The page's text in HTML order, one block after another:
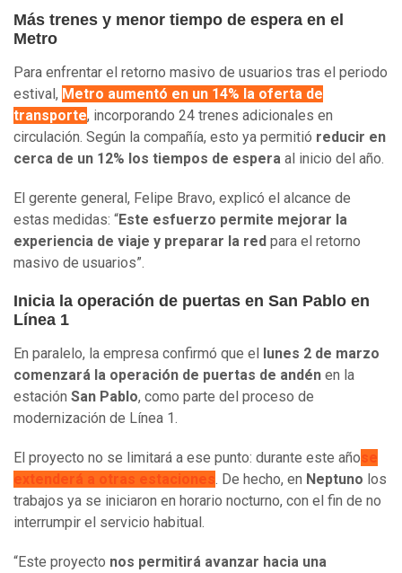
Más trenes y menor tiempo de espera en el
Metro
Para enfrentar el retorno masivo de usuarios tras el periodo
estival, Metro aumentó en un 14% la oferta de
transporte, incorporando 24 trenes adicionales en
circulación. Según la compañía, esto ya permitió reducir en
cerca de un 12% los tiempos de espera al inicio del año.
El gerente general, Felipe Bravo, explicó el alcance de
estas medidas: “Este esfuerzo permite mejorar la
experiencia de viaje y preparar la red para el retorno
masivo de usuarios”.
Inicia la operación de puertas en San Pablo en
Línea 1
En paralelo, la empresa confirmó que el lunes 2 de marzo
comenzará la operación de puertas de andén en la
estación San Pablo, como parte del proceso de
modernización de Línea 1.
El proyecto no se limitará a ese punto: durante este añose
extenderá a otras estaciones. De hecho, en Neptuno los
trabajos ya se iniciaron en horario nocturno, con el fin de no
interrumpir el servicio habitual.
“Este proyecto nos permitirá avanzar hacia una